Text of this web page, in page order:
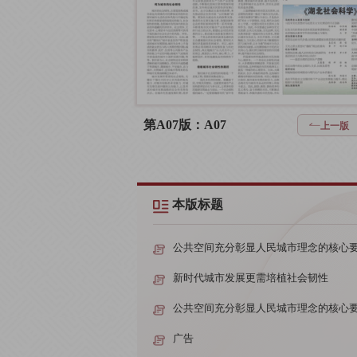
第A07版：A07 上一版
本版标题
公共空间充分彰显人民城市理念的核心
新时代城市发展更需培植社会韧性
公共空间充分彰显人民城市理念的核心
广告